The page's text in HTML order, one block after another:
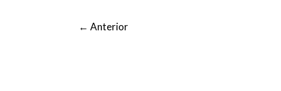
←Anterior